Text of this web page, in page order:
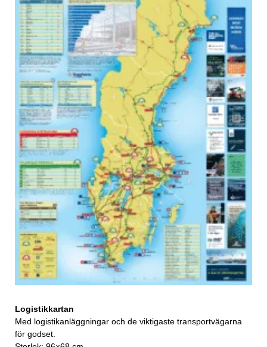
Logistikkartan
Med logistikanläggningar och de viktigaste transportvägarna
för godset.